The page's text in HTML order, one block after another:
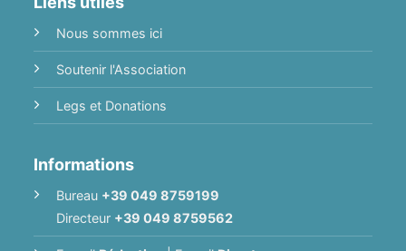
Nous sommes ici
Soutenir l'Association
Legs et Donations
Informations
Bureau +39 049 8759199
Directeur +39 049 8759562